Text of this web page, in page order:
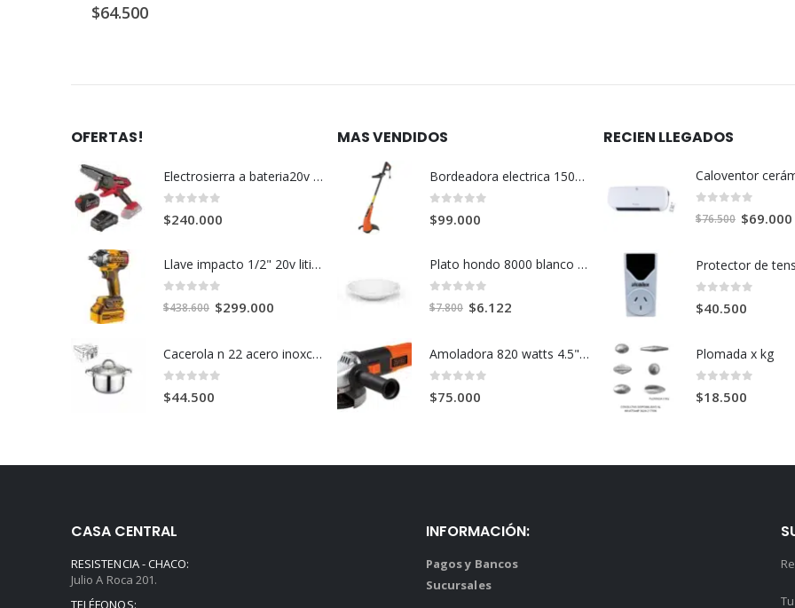
$64.500
OFERTAS!
Electrosierra a bateria20v c/u
0 out of 5
$240.000
Llave impacto 1/2" 20v litio+2bateria+cargador c/u
0 out of 5
$438.600 El
original
era:
$299.000
actual Cacerola n 22 acero inoxcidable t fondo c/u
0 out of 5
$44.500
MAS VENDIDOS
Bordeadora electrica 1500 w Tramontina
0 out of 5
$99.000
Plato hondo 8000 blanco 21cm
0out of 5
$7.800 El
original
era:
$7.800.
$6.122
actual
Amoladora 820 watts 4.5" G720N
0out of 5
$75.000
RECIEN LLEGADOS
0out of 5
$76.500 El
original
era:
$76.500.
$69.000
0 out of 5
$40.500
Plomada x kg
0 out of 5
$18.500
CASA CENTRAL
RESISTENCIA - CHACO:
Julio A Roca 201.
INFORMACIÓN:
Pagos y Bancos
Sucursales